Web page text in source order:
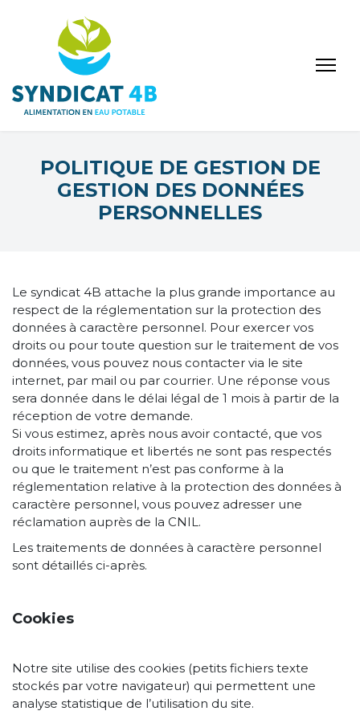
POLITIQUE DE GESTION DE
GESTION DES DONNÉES
PERSONNELLES
Le syndicat 4B attache la plus grande importance au
respect de la réglementation sur la protection des
données à caractère personnel. Pour exercer vos
droits ou pour toute question sur le traitement de vos
données, vous pouvez nous contacter via le site
internet, par mail ou par courrier. Une réponse vous
sera donnée dans le délai légal de 1 mois à partir de la
réception de votre demande.
Si vous estimez, après nous avoir contacté, que vos
droits informatique et libertés ne sont pas respectés
ou que le traitement n’est pas conforme à la
réglementation relative à la protection des données à
caractère personnel, vous pouvez adresser une
réclamation auprès de la CNIL.
Les traitements de données à caractère personnel
sont détaillés ci-après.
Cookies
Notre site utilise des cookies (petits fichiers texte
stockés par votre navigateur) qui permettent une
analyse statistique de l’utilisation du site.